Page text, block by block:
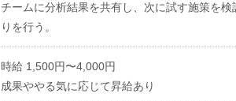
チームに分析結果を共有し、次に試す施策を
りを行う。
時給 1,500円〜4,000円
成果ややる気に応じて昇給あり